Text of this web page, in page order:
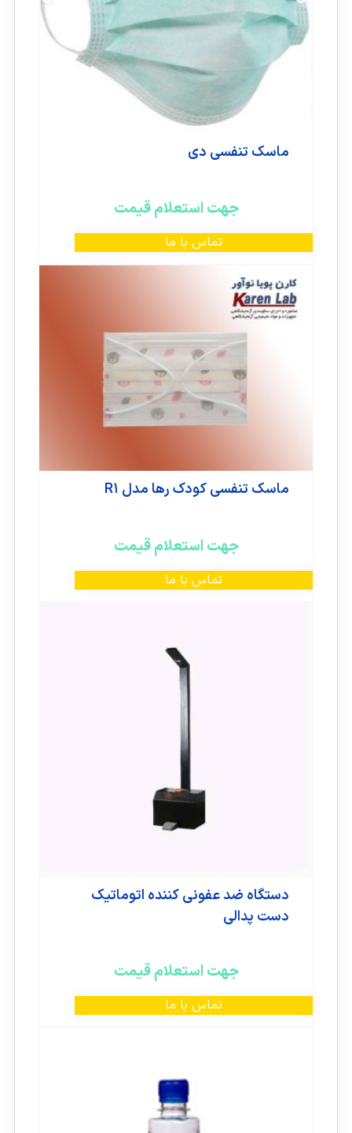
ماسک تنفسی دی
جهت استعلام قیمت
تماس با ما
ماسک تنفسی کودک رها مدل R۱
جهت استعلام قیمت
تماس با ما
دستگاه ضد عفونی کننده اتوماتیک
دست پدالی
جهت استعلام قیمت
تماس با ما